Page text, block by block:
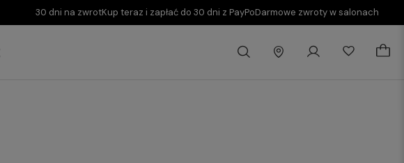
30 dni na zwrotKup teraz i zapłać do 30 dni z PayPoDarmowe zwroty w salonach